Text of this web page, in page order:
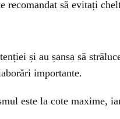
recomandat să evitați
și au șansa să
importante.
este la cote maxime,